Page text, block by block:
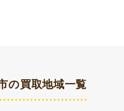
の買取地域一覧